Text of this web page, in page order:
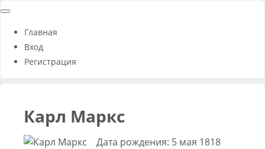
Главная
Вход
Регистрация
Карл Маркс
Дата рождения: 5 мая 1818